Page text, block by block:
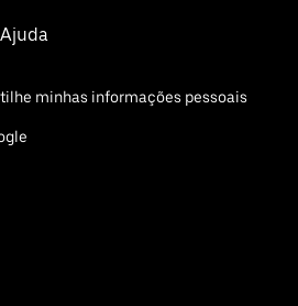
minhas informações pessoais